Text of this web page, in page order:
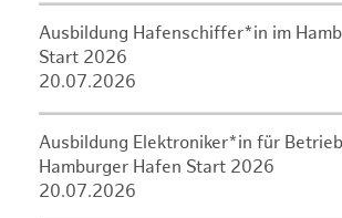
Ausbildung Hafenschiffer*in im
Start 2026
20.07.2026
Ausbildung Elektroniker*in für
Hamburger Hafen Start 2026
20.07.2026